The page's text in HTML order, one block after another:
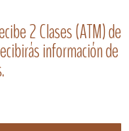
2 Clases (ATM) de
información de